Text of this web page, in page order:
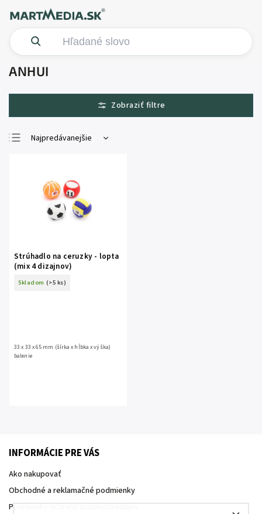
ANHUI
Najpredávanejšie
Abecedne
Strúhadlo na ceruzky - lopta
(mix 4 dizajnov)
Skladom (>5 ks)
33 x 33 x 65 mm (šírka x hĺbka x výška)
balenie
INFORMÁCIE PRE VÁS
Ako nakupovať
Obchodné a reklamačné podmienky
Podmienky ochrany osobných údajov